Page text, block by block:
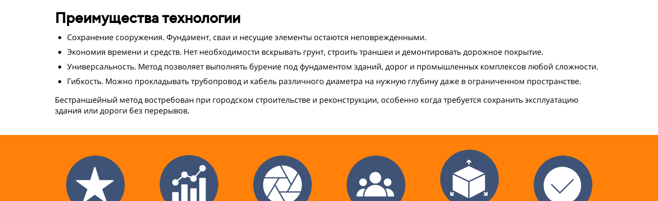
Преимущества технологии
Сохранение сооружения. Фундамент, сваи и несущие элементы остаются неповрежденными.
Экономия времени и средств. Нет необходимости вскрывать грунт, строить траншеи и демонтировать дорожное покрытие.
Универсальность. Метод позволяет выполнять бурение под фундаментом зданий, дорог и промышленных комплексов любой сложности.
Гибкость. Можно прокладывать трубопровод и кабель различного диаметра на нужную глубину даже в ограниченном пространстве.
Бестраншейный метод востребован при городском строительстве и реконструкции, особенно когда требуется сохранить эксплуатацию
здания или дороги без перерывов.